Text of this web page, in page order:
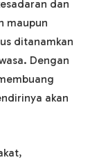
dan
maupun
ditanamkan
Dengan
akan